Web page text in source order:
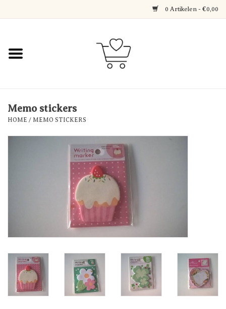
0 Artikelen - €0,00
Home
Decoratie
Over Axelle & Din Hobby
Memo stickers
HOME / MEMO STICKERS